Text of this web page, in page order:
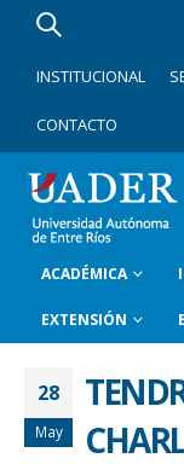
INSTITUCIONAL
CONTACTO
ACADÉMICA
EXTENSIÓN
28
May